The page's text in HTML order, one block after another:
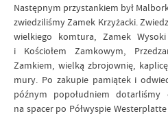
Następnym przystankiem był
zwiedziliśmy Zamek Krzyżacki.
wielkiego komtura, Zamek
i Kościołem Zamkowym,
Zamkiem, wielką zbrojownię,
mury. Po zakupie pamiątek i
późnym popołudniem dotarliśmy
na spacer po Półwyspie